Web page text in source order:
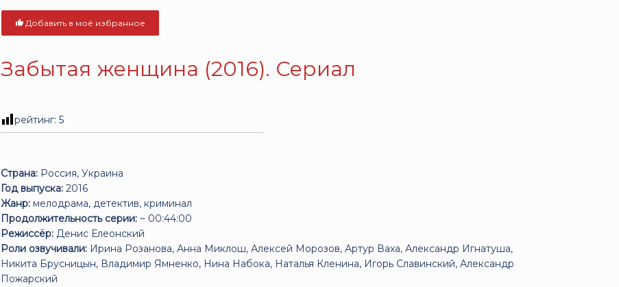
Добавить в моё избранное
Забытая женщина (2016). Сериал
рейтинг:5
Страна: Россия, Украина
Год выпуска: 2016
Жанр: мелодрама, детектив, криминал
Продолжительность серии: ~ 00:44:00
Режиссёр: Денис Елеонский
Роли озвучивали: Ирина Розанова, Анна Миклош, Алексей Морозов, Артур Ваха, Александр Игнатуша,
Никита Брусницын, Владимир Ямненко, Нина Набока, Наталья Кленина, Игорь Славинский, Александр
Пожарский